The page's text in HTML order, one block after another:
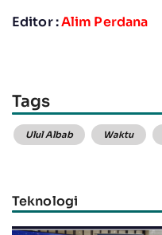
Editor :Alim Perdana
Tags
Ulul Albab Waktu
Teknologi